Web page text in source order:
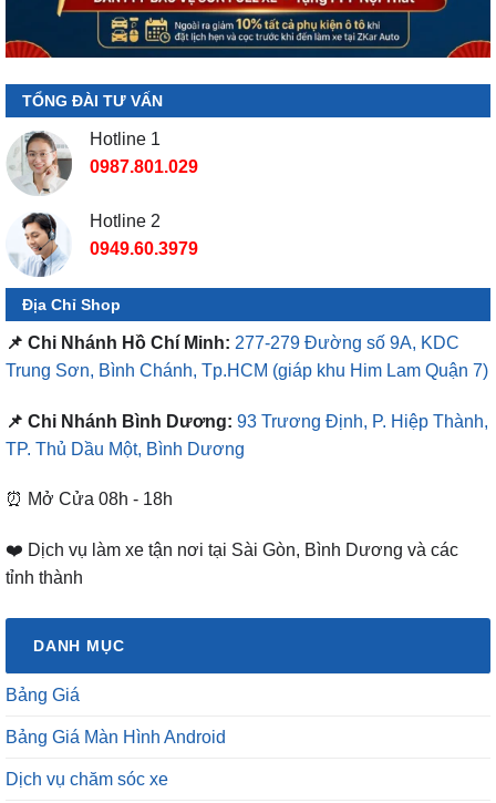
TỔNG ĐÀI TƯ VẤN
Hotline 1
0987.801.029
Hotline 2
0949.60.3979
Địa Chỉ Shop
📌 Chi Nhánh Hồ Chí Minh: 277-279 Đường số 9A, KDC
Trung Sơn, Bình Chánh, Tp.HCM (giáp khu Him Lam Quận 7)
📌 Chi Nhánh Bình Dương: 93 Trương Định, P. Hiệp Thành,
TP. Thủ Dầu Một, Bình Dương
⏰ Mở Cửa 08h - 18h
❤️ Dịch vụ làm xe tận nơi tại Sài Gòn, Bình Dương và các
tỉnh thành
DANH MỤC
Bảng Giá
Bảng Giá Màn Hình Android
Dịch vụ chăm sóc xe